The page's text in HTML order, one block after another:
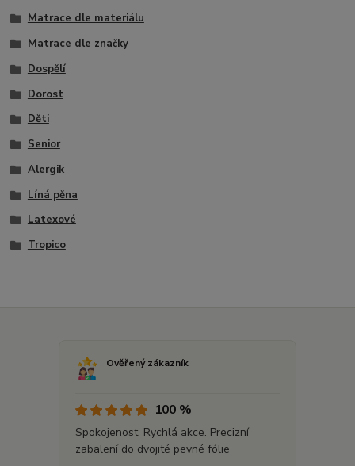
Matrace dle materiálu
Matrace dle značky
Dospělí
Dorost
Děti
Senior
Alergik
Líná pěna
Latexové
Tropico
Ověřený zákazník
100 %
Spokojenost. Rychlá akce. Precizní
zabalení do dvojité pevné fólie